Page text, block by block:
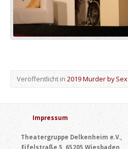
Veröffentlicht in2019 Murder by Sex
Impressum
Theatergruppe Delkenheim e.V.,
Eifelstraße 5, 65205 Wiesbaden,